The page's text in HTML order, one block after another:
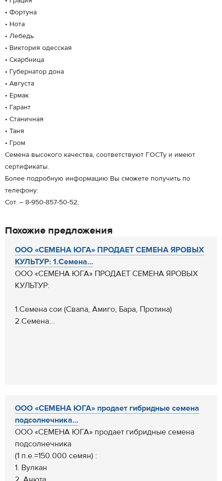
• Фортуна
• Нота
• Лебедь
• Виктория одесская
• Скарбница
• Губернатор дона
• Августа
• Ермак
• Гарант
• Станичная
• Таня
• Гром
Семена высокого качества, соответствуют ГОСТу и имеют
сертификаты.
Более подробную информацию Вы сможете получить по
телефону:
Сот. – 8-950-857-50-52;
Похожие предложения
ООО «СЕМЕНА ЮГА» ПРОДАЕТ СЕМЕНА ЯРОВЫХ
КУЛЬТУР: 1.Семена...
ООО «СЕМЕНА ЮГА» ПРОДАЕТ СЕМЕНА ЯРОВЫХ
КУЛЬТУР:
1.Семена сои (Свапа, Амиго, Бара, Протина)
2.Семена...
ООО «СЕМЕНА ЮГА» продает гибридные семена
подсолнечника...
ООО «СЕМЕНА ЮГА» продает гибридные семена
подсолнечника
(1 п.е.=150.000 семян) :
1. Вулкан